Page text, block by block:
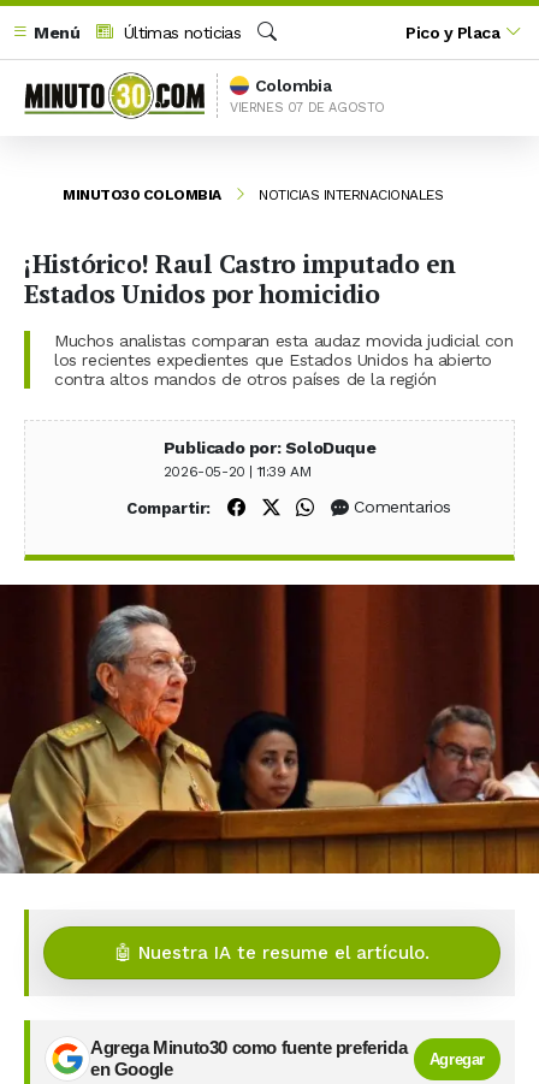
Menú
Últimas noticias
Buscar
Pico y Placa
Colombia
VIERNES 07 DE AGOSTO
MINUTO30 COLOMBIA NOTICIAS INTERNACIONALES
¡Histórico! Raul Castro imputado en
Estados Unidos por homicidio
Muchos analistas comparan esta audaz movida judicial con
los recientes expedientes que Estados Unidos ha abierto
contra altos mandos de otros países de la región
Publicado por: SoloDuque
2026-05-20 | 11:39 AM
Compartir: Compartir en Facebook
Compartir en X (Twitter)
Compartir en WhatsApp
Comentarios
🤖 Nuestra IA te resume el artículo.
Agrega Minuto30 como fuente preferida
en Google
Agregar